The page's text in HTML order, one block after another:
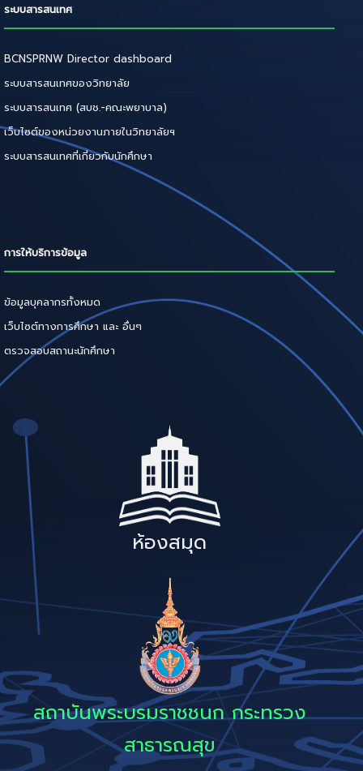
ระบบสารสนเทศ
BCNSPRNW Director dashboard
ระบบสารสนเทศของวิทยาลัย
ระบบสารสนเทศ (สบช.-คณะพยาบาล)
เว็บไซต์ของหน่วยงานภายในวิทยาลัยฯ
ระบบสารสนเทศที่เกี่ยวกับนักศึกษา
การให้บริการข้อมูล
ข้อมูลบุคลากรทั้งหมด
เว็บไซต์ทางการศึกษา และ อื่นๆ
ตรวจสอบสถานะนักศึกษา
ห้องสมุด
สถาบันพระบรมราชชนก กระทรวง
สาธารณสุข